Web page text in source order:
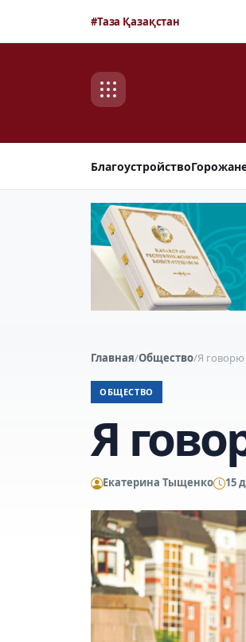
#Таза Қазақстан
Благоустройство
Главная/Общество/Я говорю
ОБЩЕСТВО
Я
Екатерина Тыщенко 15